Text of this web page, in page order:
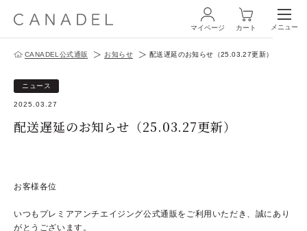
ログイン・新規会員登録
マイページ カート メニュー
CANADEL公式通販 お知らせ 配送遅延のお知らせ（25.03.27更新）
ニュース
2025.03.27
配送遅延のお知らせ（25.03.27更新）
お客様各位
いつもプレミアアンチエイジング公式通販をご利用いただき、誠にあり
がとうございます。